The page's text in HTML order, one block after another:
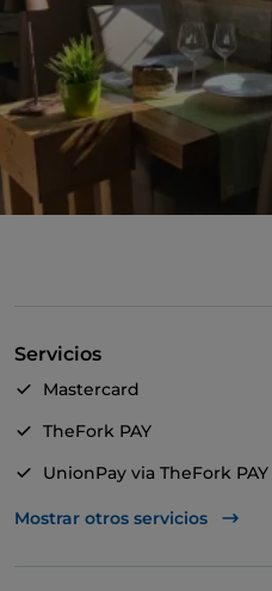
Servicios
Mastercard
TheFork PAY
UnionPay via TheFork PAY
Visa
Mostrar otros servicios